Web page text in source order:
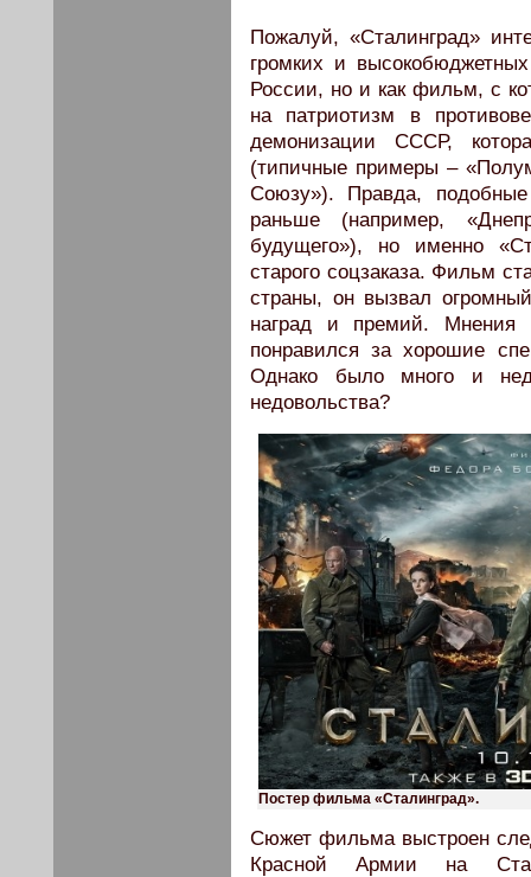
Пожалуй, «Сталинград»
громких и
России, но и как фильм, с
на патриотизм в
демонизации СССР,
(типичные примеры –
Союзу»). Правда,
раньше (например,
будущего»), но именно
старого соцзаказа. Фильм
страны, он вызвал
наград и премий.
понравился за хорошие
Однако было много и
недовольства?
Постер фильма «Сталинград».
Сюжет фильма выстроен
Красной Армии на